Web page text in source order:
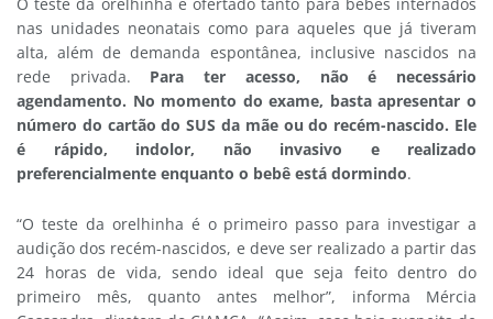
nas unidades neonatais como para aqueles que já tiveram
alta, além de demanda espontânea, inclusive nascidos na
rede privada. Para ter acesso, não é necessário
agendamento. No momento do exame, basta apresentar o
número do cartão do SUS da mãe ou do recém-nascido. Ele
é rápido, indolor, não invasivo e realizado
preferencialmente enquanto o bebê está dormindo.
“O teste da orelhinha é o primeiro passo para investigar a
audição dos recém-nascidos, e deve ser realizado a partir das
24 horas de vida, sendo ideal que seja feito dentro do
primeiro mês, quanto antes melhor”, informa Mércia